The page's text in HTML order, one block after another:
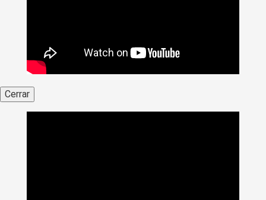
Cerrar